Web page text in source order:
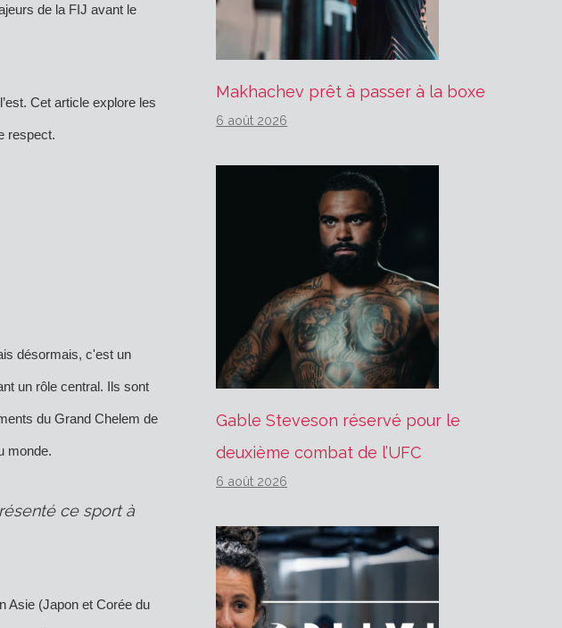
de la FIJ avant le
Cet article explore les
respect.
désormais, c'est un
un rôle central. Ils sont
du Grand Chelem de
monde.
ce sport à
Asie (Japon et Corée du
Makhachev prêt à passer à la boxe
6 août 2026
Gable Steveson réservé pour le
deuxième combat de l’UFC
6 août 2026